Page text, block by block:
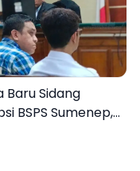
Baru Sidang
BSPS Sumenep,